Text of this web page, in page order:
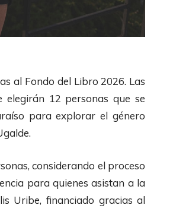
al Fondo del Libro 2026. Las
elegirán 12 personas que se
para explorar el género
considerando el proceso
para quienes asistan a la
Uribe, financiado gracias al